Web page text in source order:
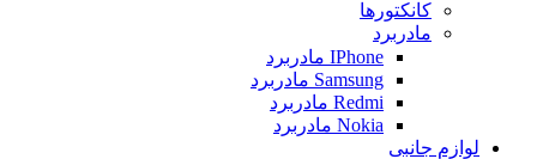
کانکتورها
مادربرد
IPhone مادربرد
Samsung مادربرد
Redmi مادربرد
Nokia مادربرد
لوازم جانبی